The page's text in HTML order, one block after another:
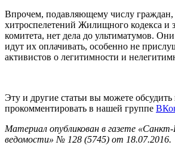
Впрочем, подавляющему числу граждан,
хитроспелетений Жилищного кодекса и
комитета, нет дела до ультиматумов.
идут их оплачивать, особенно не
активистов о легитимности и
Эту и другие статьи вы можете обсудить
прокомментировать в нашей группе
Материал опубликован в газете
ведомости» № 128 (5745) от 18.07.2016.